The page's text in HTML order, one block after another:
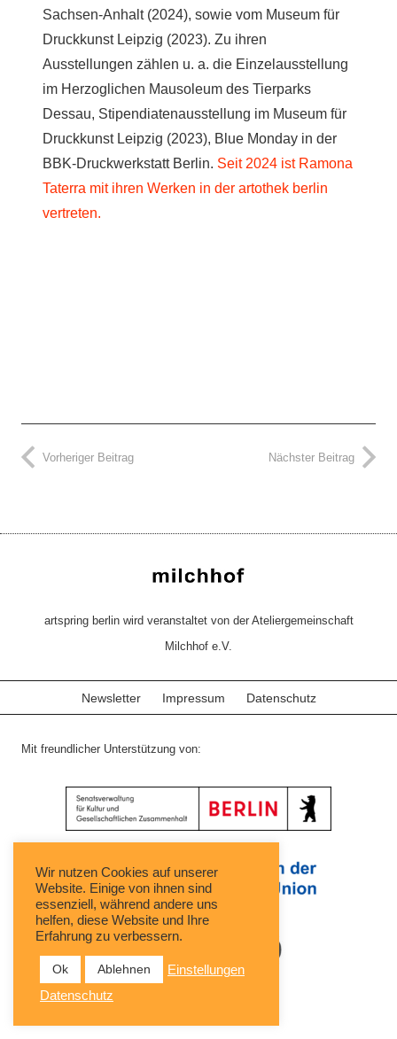
Sachsen-Anhalt (2024), sowie vom Museum für
Druckkunst Leipzig (2023). Zu ihren
Ausstellungen zählen u. a. die Einzelausstellung
im Herzoglichen Mausoleum des Tierparks
Dessau, Stipendiatenausstellung im Museum für
Druckkunst Leipzig (2023), Blue Monday in der
BBK-Druckwerkstatt Berlin. Seit 2024 ist Ramona
Taterra mit ihren Werken in der artothek berlin
vertreten.
Vorheriger Beitrag Nächster Beitrag
artspring berlin wird veranstaltet von der Ateliergemeinschaft
Milchhof e.V.
Newsletter Impressum Datenschutz
Mit freundlicher Unterstützung von:
Wir nutzen Cookies auf unserer
Website. Einige von ihnen sind
essenziell, während andere uns
helfen, diese Website und Ihre
Erfahrung zu verbessern.
Ok Ablehnen
Einstellungen
Datenschutz